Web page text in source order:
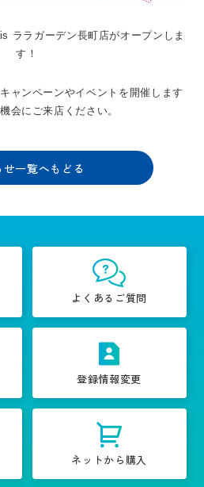
ララガーデン長町店がオープンしま
す！
ャンペーンやイベントを開催します
会にご来店ください。
せ一覧へもどる
よくあるご質問
登録情報変更
ネットから購入